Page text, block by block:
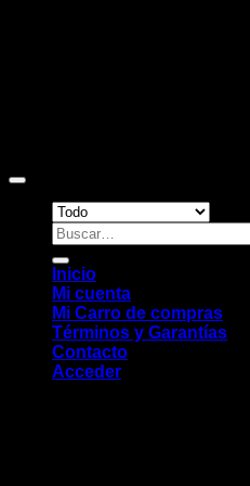
Buscar
por:
Inicio
Mi cuenta
Mi Carro de compras
Términos y Garantías
Contacto
Acceder